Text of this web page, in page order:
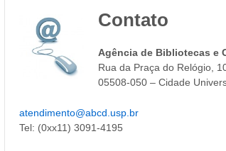
Contato
Agência de Bibliotecas e
Rua da Praça do Relógio,
05508-050 – Cidade
atendimento@abcd.usp.br
Tel: (0xx11) 3091-4195